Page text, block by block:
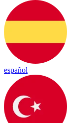
español